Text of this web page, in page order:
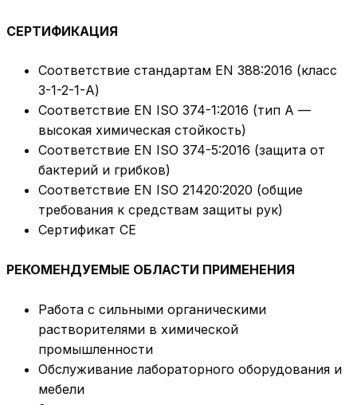
СЕРТИФИКАЦИЯ
Соответствие стандартам EN 388:2016 (класс
3-1-2-1-А)
Соответствие EN ISO 374-1:2016 (тип А —
высокая химическая стойкость)
Соответствие EN ISO 374-5:2016 (защита от
бактерий и грибков)
Соответствие EN ISO 21420:2020 (общие
требования к средствам защиты рук)
Сертификат CE
РЕКОМЕНДУЕМЫЕ ОБЛАСТИ ПРИМЕНЕНИЯ
Работа с сильными органическими
растворителями в химической
промышленности
Обслуживание лабораторного оборудования и
мебели